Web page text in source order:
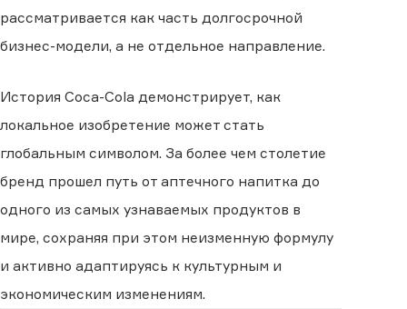
рассматривается как часть долгосрочной
бизнес-модели, а не отдельное направление.
История Coca-Cola демонстрирует, как
локальное изобретение может стать
глобальным символом. За более чем столетие
бренд прошел путь от аптечного напитка до
одного из самых узнаваемых продуктов в
мире, сохраняя при этом неизменную формулу
и активно адаптируясь к культурным и
экономическим изменениям.